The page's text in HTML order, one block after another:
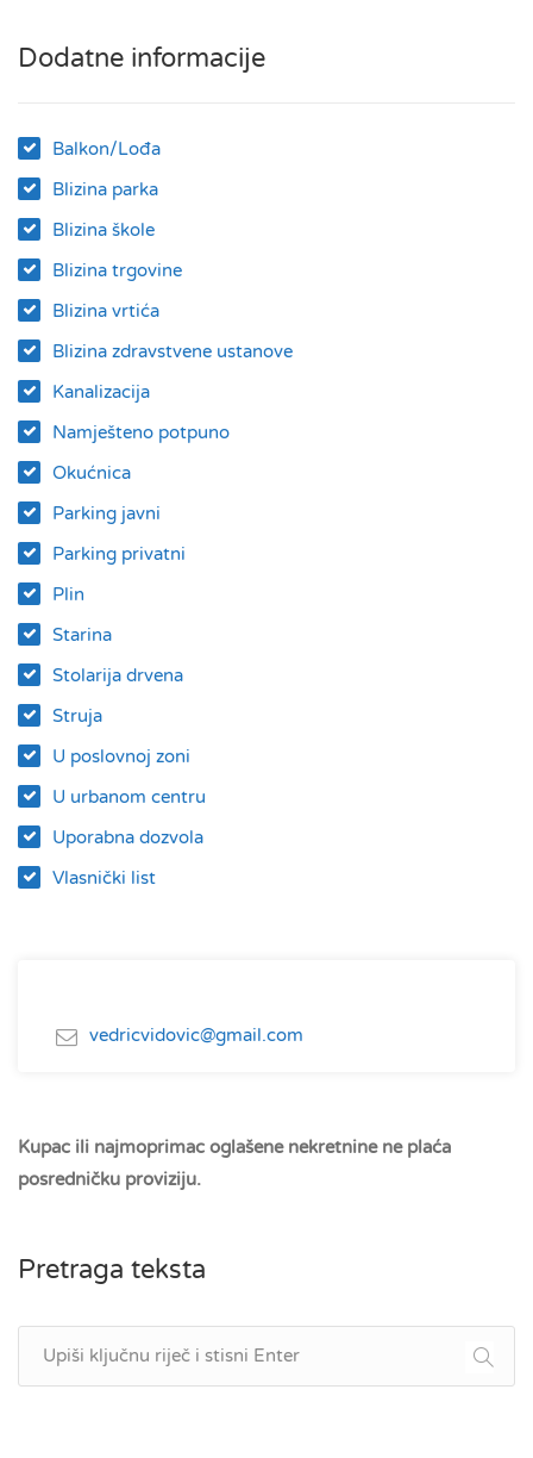
Dodatne informacije
Balkon/Lođa
Blizina parka
Blizina škole
Blizina trgovine
Blizina vrtića
Blizina zdravstvene ustanove
Kanalizacija
Namješteno potpuno
Okućnica
Parking javni
Parking privatni
Plin
Starina
Stolarija drvena
Struja
U poslovnoj zoni
U urbanom centru
Uporabna dozvola
Vlasnički list
vedricvidovic@gmail.com
Kupac ili najmoprimac oglašene nekretnine ne plaća
posredničku proviziju.
Pretraga teksta